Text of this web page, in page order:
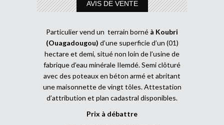
AVIS DE VENTE
Particulier vend un terrain borné à Koubri
(Ouagadougou) d’une superficie d’un (01)
hectare et demi, situé non loin de l’usine de
fabrique d’eau minérale Ilemdé. Semi clôturé
avec des poteaux en béton armé et abritant
une maisonnette de vingt tôles. Attestation
d’attribution et plan cadastral disponibles.
Prix à débattre